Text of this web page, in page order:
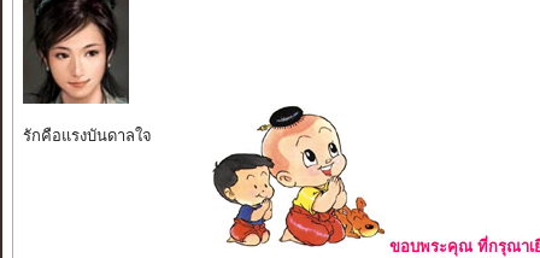
รักคือแรงบันดาลใจ
ขอบพระคุณ ที่กรุณาเ